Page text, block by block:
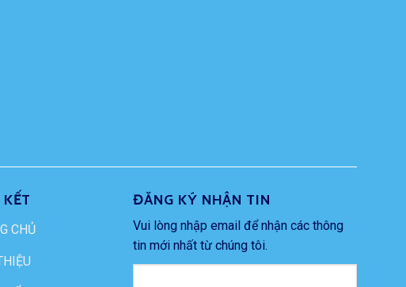
CHỦ
ĐĂNG KÝ NHẬN TIN
Vui lòng nhập email để nhận các thông
tin mới nhất từ chúng tôi.